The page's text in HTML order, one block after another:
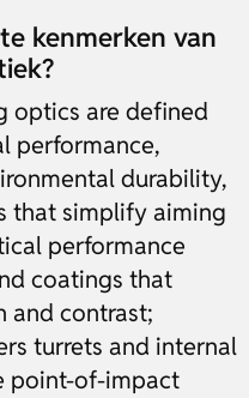
kenmerken van
optics are defined
performance,
durability,
that simplify aiming
performance
coatings that
and contrast;
turrets and internal
point-of-impact